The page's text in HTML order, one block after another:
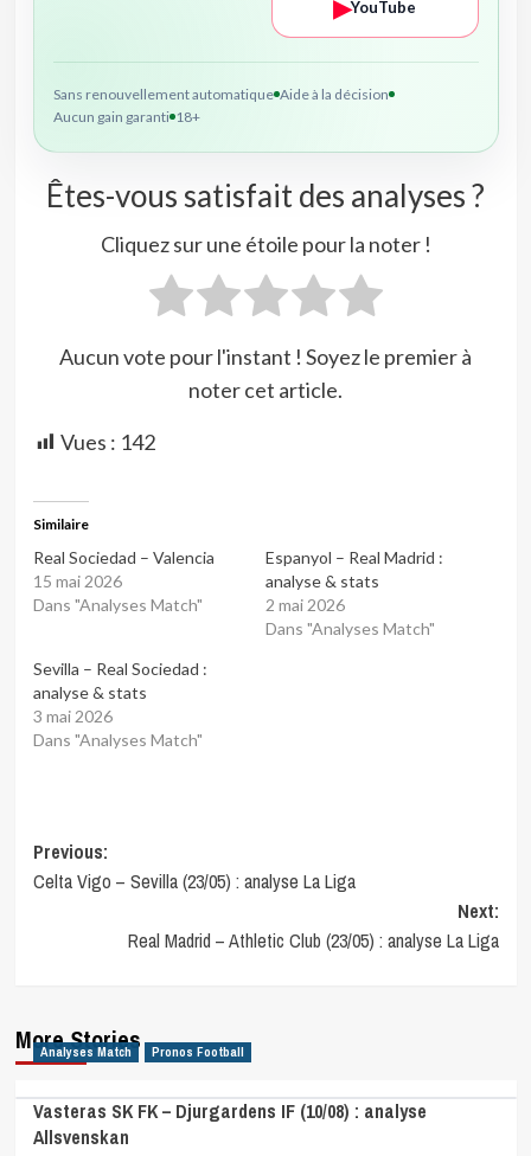
▶YouTube
Sans renouvellement automatique Aide à la décision
Aucun gain garanti 18+
Êtes-vous satisfait des analyses ?
Cliquez sur une étoile pour la noter !
Aucun vote pour l'instant ! Soyez le premier à
noter cet article.
Vues : 142
Similaire
Real Sociedad – Valencia
15 mai 2026
Dans "Analyses Match"
Espanyol – Real Madrid :
analyse & stats
2 mai 2026
Dans "Analyses Match"
Sevilla – Real Sociedad :
analyse & stats
3 mai 2026
Dans "Analyses Match"
Post
navigation
Previous:
Celta Vigo – Sevilla (23/05) : analyse La Liga
Next:
Real Madrid – Athletic Club (23/05) : analyse La Liga
More Stories
Analyses Match Pronos Football
Vasteras SK FK – Djurgardens IF (10/08) : analyse
Allsvenskan